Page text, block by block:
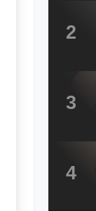
2
3
4